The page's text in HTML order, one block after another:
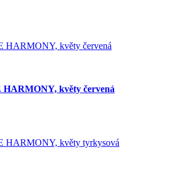
HARMONY, květy červená